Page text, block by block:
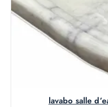
lavabo salle